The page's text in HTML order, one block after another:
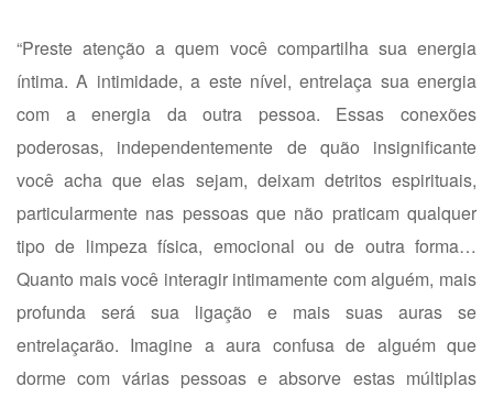
“Preste atenção a quem você compartilha sua energia
íntima. A intimidade, a este nível, entrelaça sua energia
com a energia da outra pessoa. Essas conexões
poderosas, independentemente de quão insignificante
você acha que elas sejam, deixam detritos espirituais,
particularmente nas pessoas que não praticam qualquer
tipo de limpeza física, emocional ou de outra forma…
Quanto mais você interagir intimamente com alguém, mais
profunda será sua ligação e mais suas auras se
entrelaçarão. Imagine a aura confusa de alguém que
dorme com várias pessoas e absorve estas múltiplas